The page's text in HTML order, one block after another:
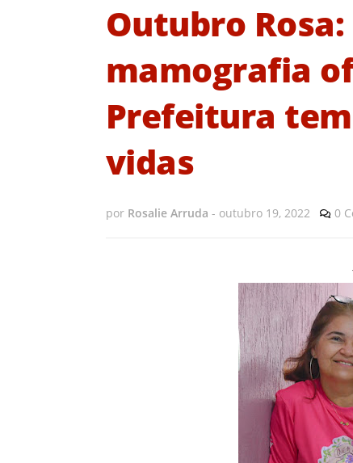
Outubro
mamografia
Prefeitura
vidas
por Rosalie Arruda - outubro 19, 2022 0